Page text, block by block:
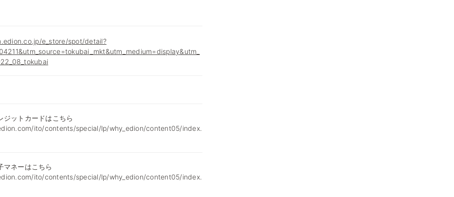
e_store/spot/detail?
ジットカードはこちら
ito/contents/special/lp/why_edion/content05/index.
マネーはこちら
ito/contents/special/lp/why_edion/content05/index.